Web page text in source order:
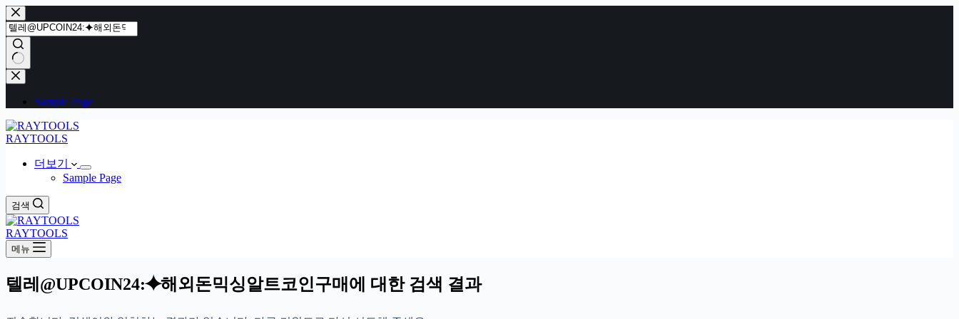
본
문
으
로
건
너
결
음
Sample Page
RAYTOOLS
더보기
Sample Page
검색
RAYTOOLS
메뉴
텔레@UPCOIN24:⯌해외돈믹싱알트코인구매에 대한 검색 결과